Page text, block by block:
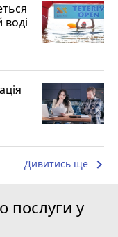
воді
Дивитись ще keyboard_arrow_right
послуги у